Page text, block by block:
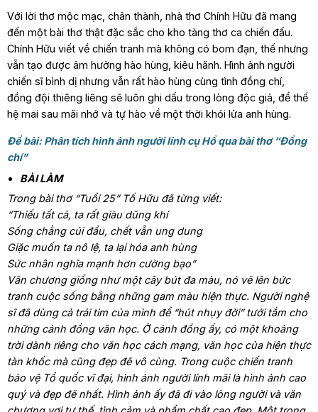
Với lời thơ mộc mạc, chân thành, nhà thơ Chính Hữu đã mang
đến một bài thơ thật đặc sắc cho kho tàng thơ ca chiến đấu.
Chính Hữu viết về chiến tranh mà không có bom đạn, thế nhưng
vẫn tạo được âm hưởng hào hùng, kiêu hãnh. Hình ảnh người
chiến sĩ bình dị nhưng vẫn rất hào hùng cùng tình đồng chí,
đồng đội thiêng liêng sẽ luôn ghi dấu trong lòng độc giả, để thế
hệ mai sau mãi nhớ và tự hào về một thời khói lửa anh hùng.
Đề bài: Phân tích hình ảnh người lính cụ Hồ qua bài thơ “Đồng
chí”
BÀI LÀM
Trong bài thơ “Tuổi 25” Tố Hữu đã từng viết:
“Thiếu tất cả, ta rất giàu dũng khí
Sống chẳng cúi đầu, chết vẫn ung dung
Giặc muốn ta nô lệ, ta lại hóa anh hùng
Sức nhân nghĩa mạnh hơn cường bạo”
Văn chương giống như một cây bút đa màu, nó vẽ lên bức
tranh cuộc sống bằng những gam màu hiện thực. Người nghệ
sĩ đã dùng cả trái tim của mình để “hút nhụy đời” tưới tắm cho
những cánh đồng văn học. Ở cánh đồng ấy, có một khoảng
trời dành riêng cho văn học cách mạng, văn học của hiện thực
tàn khốc mà cũng đẹp đẽ vô cùng. Trong cuộc chiến tranh
bảo vệ Tổ quốc vĩ đại, hình ảnh người lính mãi là hình ảnh cao
quý và đẹp đẽ nhất. Hình ảnh ấy đã đi vào lòng người và văn